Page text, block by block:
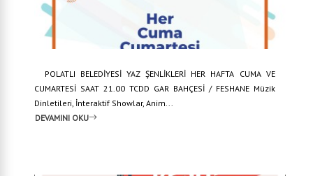
POLATLI BELEDİYESİ YAZ ŞENLİKLERİ HER HAFTA CUMA VE
CUMARTESİ SAAT 21.00 TCDD GAR BAHÇESİ / FESHANE Müzik
Dinletileri, İnteraktif Showlar, Anim...
DEVAMINI OKU